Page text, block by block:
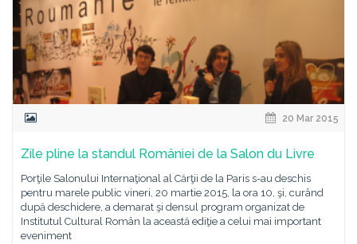
20 Mar 2015
Zile pline la standul României de la Salon du Livre
Porţile Salonului Internaţional al Cărţii de la Paris s-au deschis
pentru marele public vineri, 20 martie 2015, la ora 10, şi, curând
după deschidere, a demarat şi densul program organizat de
Institutul Cultural Român la această ediţie a celui mai important
eveniment